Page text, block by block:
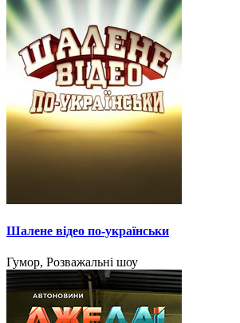
Шалене відео по-українськи
Гумор, Розважальні шоу